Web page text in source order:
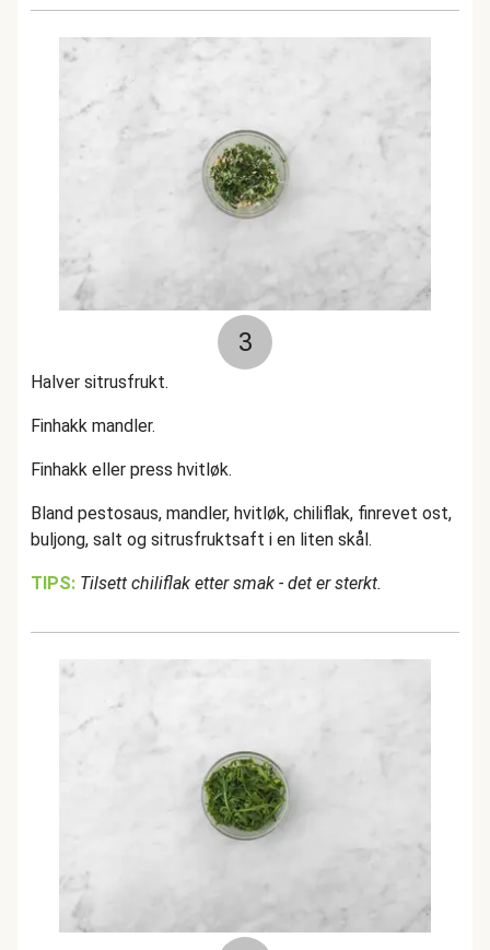
3
Halver sitrusfrukt.
Finhakk mandler.
Finhakk eller press hvitløk.
Bland pestosaus, mandler, hvitløk, chiliflak, finrevet ost,
buljong, salt og sitrusfruktsaft i en liten skål.
TIPS: Tilsett chiliflak etter smak - det er sterkt.